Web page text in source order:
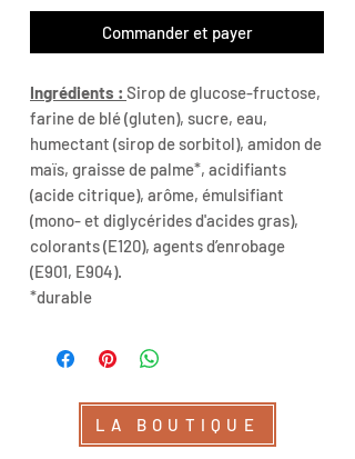
Commander et payer
Ingrédients : Sirop de glucose-fructose,
farine de blé (gluten), sucre, eau,
humectant (sirop de sorbitol), amidon de
maïs, graisse de palme*, acidifiants
(acide citrique), arôme, émulsifiant
(mono- et diglycérides d'acides gras),
colorants (E120), agents d’enrobage
(E901, E904).
*durable
LA BOUTIQUE